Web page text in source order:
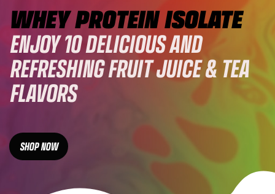
WHEY PROTEIN ISOLATE
ENJOY 10 DELICIOUS AND
REFRESHING FRUIT JUICE & TEA
FLAVORS
SHOP NOW